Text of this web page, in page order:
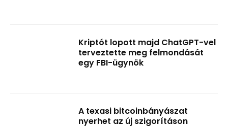
Kriptót lopott majd ChatGPT-vel
terveztette meg felmondását
egy FBI-ügynök
A texasi bitcoinbányászat
nyerhet az új szigorításon